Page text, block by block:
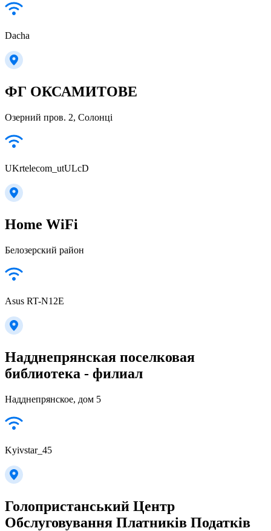
Dacha
ФГ ОКСАМИТОВЕ
Озерний пров. 2, Солонці
UKrtelecom_utULcD
Home WiFi
Белозерский район
Asus RT-N12E
Надднепрянская поселковая
библиотека - филиал
Надднепрянское, дом 5
Kyivstar_45
Голопристанський Центр
Обслуговування Платників Податків